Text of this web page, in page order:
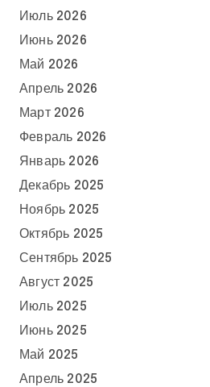
Июль 2026
Июнь 2026
Май 2026
Апрель 2026
Март 2026
Февраль 2026
Январь 2026
Декабрь 2025
Ноябрь 2025
Октябрь 2025
Сентябрь 2025
Август 2025
Июль 2025
Июнь 2025
Май 2025
Апрель 2025